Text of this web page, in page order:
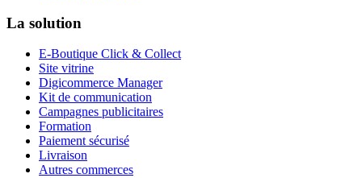
La solution
E-Boutique Click & Collect
Site vitrine
Digicommerce Manager
Kit de communication
Campagnes publicitaires
Formation
Paiement sécurisé
Livraison
Autres commerces